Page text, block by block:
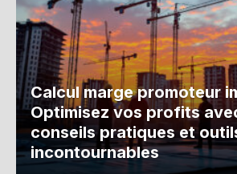
Calcul marge promoteur
Optimisez vos profits
conseils pratiques et
incontournables